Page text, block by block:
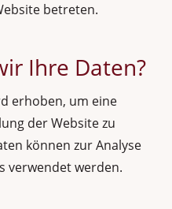
betreten.
Ihre Daten?
erhoben, um eine
der Website zu
können zur Analyse
verwendet werden.